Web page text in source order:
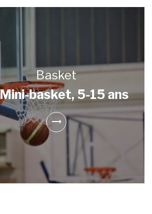
Basket
basket, 5-15 ans